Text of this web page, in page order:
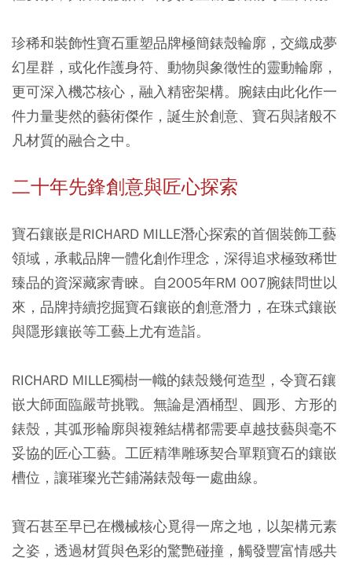
珍稀和裝飾性寶石重塑品牌極簡錶殼輪廓，交織成夢
幻星群，或化作護身符、動物與象徵性的靈動輪廓，
更可深入機芯核心，融入精密架構。腕錶由此化作一
件力量斐然的藝術傑作，誕生於創意、寶石與諸般不
凡材質的融合之中。
二十年先鋒創意與匠心探索
寶石鑲嵌是RICHARD MILLE潛心探索的首個裝飾工藝
領域，承載品牌一體化創作理念，深得追求極致稀世
臻品的資深藏家青睞。自2005年RM 007腕錶問世以
來，品牌持續挖掘寶石鑲嵌的創意潛力，在珠式鑲嵌
與隱形鑲嵌等工藝上尤有造詣。
RICHARD MILLE獨樹一幟的錶殼幾何造型，令寶石鑲
嵌大師面臨嚴苛挑戰。無論是酒桶型、圓形、方形的
錶殼，其弧形輪廓與複雜結構都需要卓越技藝與毫不
妥協的匠心工藝。工匠精準雕琢契合單顆寶石的鑲嵌
槽位，讓璀璨光芒鋪滿錶殼每一處曲線。
寶石甚至早已在機械核心覓得一席之地，以架構元素
之姿，透過材質與色彩的驚艷碰撞，觸發豐富情感共